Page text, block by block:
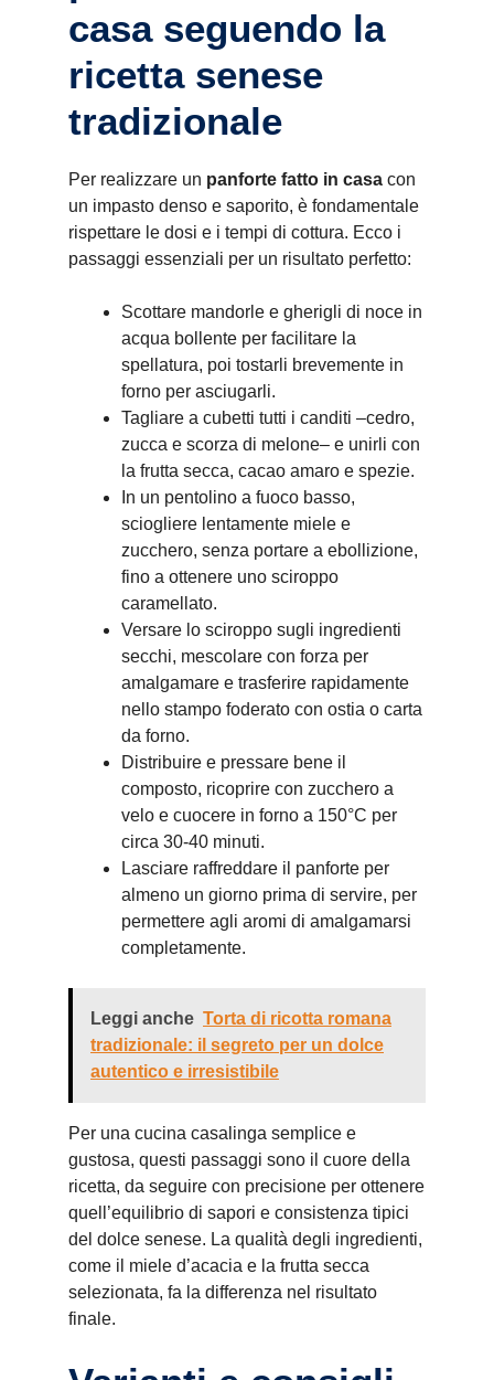
casa seguendo la
ricetta senese
tradizionale
Per realizzare un panforte fatto in casa con
un impasto denso e saporito, è fondamentale
rispettare le dosi e i tempi di cottura. Ecco i
passaggi essenziali per un risultato perfetto:
Scottare mandorle e gherigli di noce in
acqua bollente per facilitare la
spellatura, poi tostarli brevemente in
forno per asciugarli.
Tagliare a cubetti tutti i canditi –cedro,
zucca e scorza di melone– e unirli con
la frutta secca, cacao amaro e spezie.
In un pentolino a fuoco basso,
sciogliere lentamente miele e
zucchero, senza portare a ebollizione,
fino a ottenere uno sciroppo
caramellato.
Versare lo sciroppo sugli ingredienti
secchi, mescolare con forza per
amalgamare e trasferire rapidamente
nello stampo foderato con ostia o carta
da forno.
Distribuire e pressare bene il
composto, ricoprire con zucchero a
velo e cuocere in forno a 150°C per
circa 30-40 minuti.
Lasciare raffreddare il panforte per
almeno un giorno prima di servire, per
permettere agli aromi di amalgamarsi
completamente.
Leggi anche Torta di ricotta romana
tradizionale: il segreto per un dolce
autentico e irresistibile
Per una cucina casalinga semplice e
gustosa, questi passaggi sono il cuore della
ricetta, da seguire con precisione per ottenere
quell’equilibrio di sapori e consistenza tipici
del dolce senese. La qualità degli ingredienti,
come il miele d’acacia e la frutta secca
selezionata, fa la differenza nel risultato
finale.